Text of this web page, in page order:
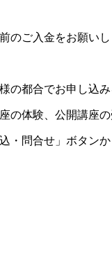
のご入金をお願いし
都合でお申し込
体験、公開講座
問合せ」ボタン